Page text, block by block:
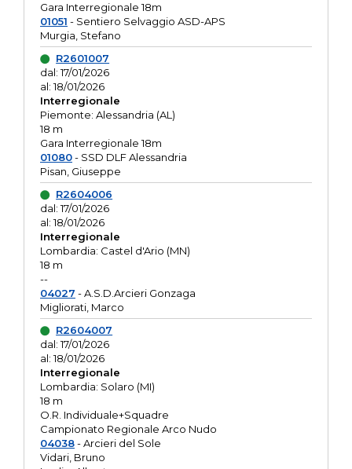
Gara Interregionale 18m
01051 - Sentiero Selvaggio ASD-APS
Murgia, Stefano
R2601007
dal: 17/01/2026
al: 18/01/2026
Interregionale
Piemonte: Alessandria (AL)
18 m
Gara Interregionale 18m
01080- SSD DLF Alessandria
Pisan, Giuseppe
R2604006
dal: 17/01/2026
al: 18/01/2026
Interregionale
Lombardia: Castel d'Ario (MN)
18 m
--
04027 - A.S.D.Arcieri Gonzaga
Migliorati, Marco
R2604007
dal: 17/01/2026
al: 18/01/2026
Interregionale
Lombardia: Solaro (MI)
18 m
O.R. Individuale+Squadre
Campionato Regionale Arco Nudo
04038- Arcieri del Sole
Vidari, Bruno